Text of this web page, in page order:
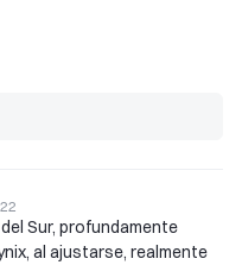
Sur, profundamente
al ajustarse, realmente